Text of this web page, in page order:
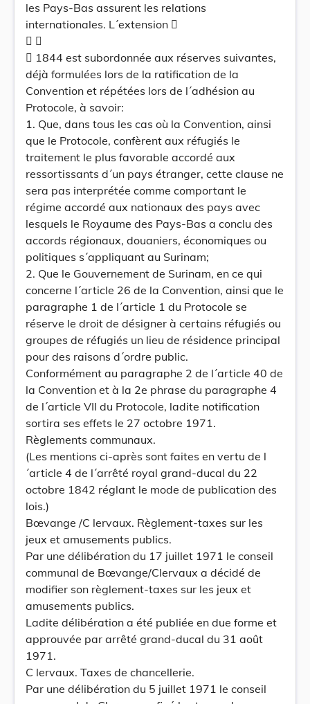
les Pays-Bas assurent les relations
internationales. L´extension 
 
 1844 est subordonnée aux réserves suivantes,
déjà formulées lors de la ratification de la
Convention et répétées lors de l´adhésion au
Protocole, à savoir:
1. Que, dans tous les cas où la Convention, ainsi
que le Protocole, confèrent aux réfugiés le
traitement le plus favorable accordé aux
ressortissants d´un pays étranger, cette clause ne
sera pas interprétée comme comportant le
régime accordé aux nationaux des pays avec
lesquels le Royaume des Pays-Bas a conclu des
accords régionaux, douaniers, économiques ou
politiques s´appliquant au Surinam;
2. Que le Gouvernement de Surinam, en ce qui
concerne l´article 26 de la Convention, ainsi que le
paragraphe 1 de l´article 1 du Protocole se
réserve le droit de désigner à certains réfugiés ou
groupes de réfugiés un lieu de résidence principal
pour des raisons d´ordre public.
Conformément au paragraphe 2 de l´article 40 de
la Convention et à la 2e phrase du paragraphe 4
de l´article VII du Protocole, ladite notification
sortira ses effets le 27 octobre 1971.
Règlements communaux.
(Les mentions ci-après sont faites en vertu de l
´article 4 de l´arrêté royal grand-ducal du 22
octobre 1842 réglant le mode de publication des
lois.)
Bœvange /C lervaux. Règlement-taxes sur les
jeux et amusements publics.
Par une délibération du 17 juillet 1971 le conseil
communal de Bœvange/Clervaux a décidé de
modifier son règlement-taxes sur les jeux et
amusements publics.
Ladite délibération a été publiée en due forme et
approuvée par arrêté grand-ducal du 31 août
1971.
C lervaux. Taxes de chancellerie.
Par une délibération du 5 juillet 1971 le conseil